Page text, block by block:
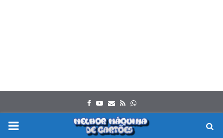
Facebook
Youtube
Email
RssWhatsapp
PRIMARY